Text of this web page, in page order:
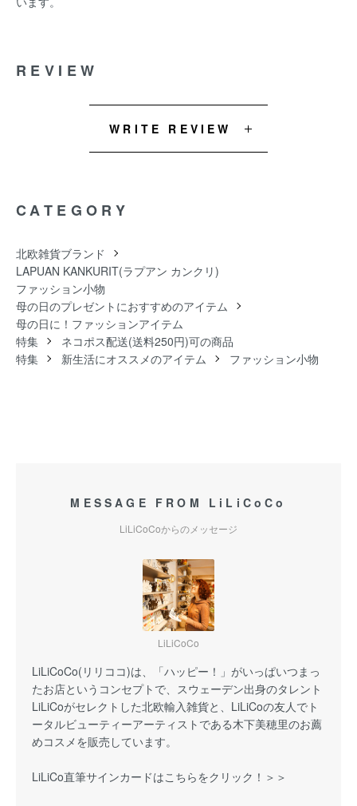
REVIEW
WRITE REVIEW
CATEGORY
北欧雑貨ブランド
LAPUAN KANKURIT(ラプアン カンクリ)
ファッション小物
母の日のプレゼントにおすすめのアイテム
母の日に！ファッションアイテム
特集
ネコポス配送(送料250円)可の商品
特集
新生活にオススメのアイテム ファッション小物
MESSAGE FROM LiLiCoCo
LiLiCoCoからのメッセージ
LiLiCoCo
LiLiCoCo(リリココ)は、「ハッピー！」がいっぱいつまっ
たお店というコンセプトで、スウェーデン出身のタレント
LiLiCoがセレクトした北欧輸入雑貨と、LiLiCoの友人でト
ータルビューティーアーティストである木下美穂里のお薦
めコスメを販売しています。
LiLiCo直筆サインカードはこちらをクリック！＞＞